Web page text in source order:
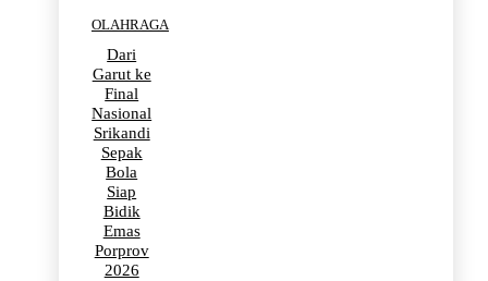
OLAHRAGA
Dari
Garut ke
Final
Nasional
Srikandi
Sepak
Bola
Siap
Bidik
Emas
Porprov
2026